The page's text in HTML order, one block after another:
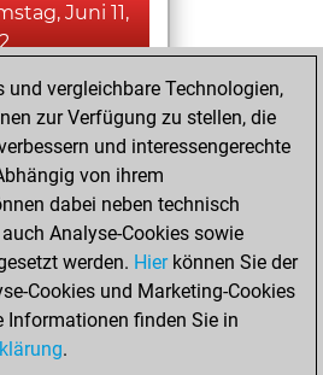
Juni 11,
You played 5
games
Play
in bullet
24,
You created
und vergleichbare Technologien,
zur Verfügung zu stellen, die
und interessengerechte
von ihrem
dabei neben technisch
Analyse-Cookies sowie
werden. Hierkönnen Sie der
Cookies und Marketing-Cookies
Informationen finden Sie in
.